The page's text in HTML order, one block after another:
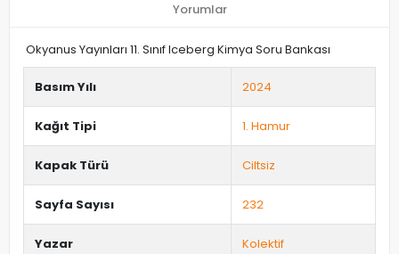
Yorumlar
Okyanus Yayınları 11. Sınıf Iceberg Kimya Soru Bankası
Basım Yılı 2024
Kağıt Tipi 1. Hamur
Kapak Türü Ciltsiz
Sayfa Sayısı 232
Yazar Kolektif